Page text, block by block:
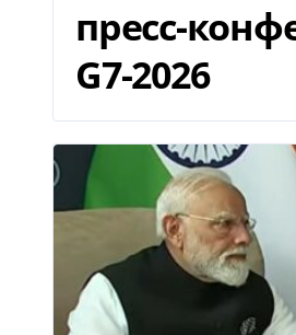
пресс-
G7-2026